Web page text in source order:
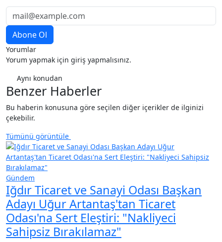
Yorumlar
Yorum yapmak için giriş yapmalısınız.
Aynı konudan
Benzer Haberler
Bu haberin konusuna göre seçilen diğer içerikler de ilginizi
çekebilir.
Tümünü görüntüle
Gündem
Iğdır Ticaret ve Sanayi Odası Başkan
Adayı Uğur Artantaş'tan Ticaret
Odası'na Sert Eleştiri: "Nakliyeci
Sahipsiz Bırakılamaz"